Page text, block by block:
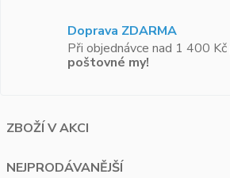
Doprava ZDARMA
Při objednávce nad 1 400 Kč
poštovné my!
ZBOŽÍ V AKCI
NEJPRODÁVANĚJŠÍ